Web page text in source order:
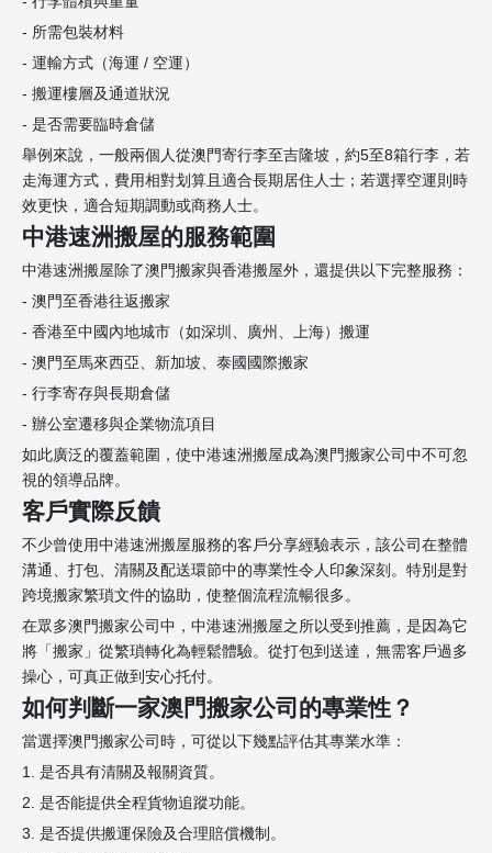
- 所需包裝材料
- 運輸方式（海運 / 空運）
- 搬運樓層及通道狀況
- 是否需要臨時倉儲
舉例來說，一般兩個人從澳門寄行李至吉隆坡，約5至8箱行李，若
走海運方式，費用相對划算且適合長期居住人士；若選擇空運則時
效更快，適合短期調動或商務人士。
中港速洲搬屋的服務範圍
中港速洲搬屋除了澳門搬家與香港搬屋外，還提供以下完整服務：
- 澳門至香港往返搬家
- 香港至中國內地城市（如深圳、廣州、上海）搬運
- 澳門至馬來西亞、新加坡、泰國國際搬家
- 行李寄存與長期倉儲
- 辦公室遷移與企業物流項目
如此廣泛的覆蓋範圍，使中港速洲搬屋成為澳門搬家公司中不可忽
視的領導品牌。
客戶實際反饋
不少曾使用中港速洲搬屋服務的客戶分享經驗表示，該公司在整體
溝通、打包、清關及配送環節中的專業性令人印象深刻。特別是對
跨境搬家繁瑣文件的協助，使整個流程流暢很多。
在眾多澳門搬家公司中，中港速洲搬屋之所以受到推薦，是因為它
將「搬家」從繁瑣轉化為輕鬆體驗。從打包到送達，無需客戶過多
操心，可真正做到安心托付。
如何判斷一家澳門搬家公司的專業性？
當選擇澳門搬家公司時，可從以下幾點評估其專業水準：
1. 是否具有清關及報關資質。
2. 是否能提供全程貨物追蹤功能。
3. 是否提供搬運保險及合理賠償機制。